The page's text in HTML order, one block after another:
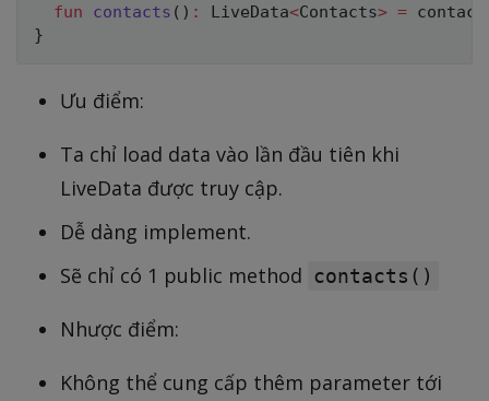
fun contacts ( ) : LiveData<Contacts> =
}
Ưu điểm:
Ta chỉ load data vào lần đầu tiên khi
LiveData được truy cập.
Dễ dàng implement.
Sẽ chỉ có 1 public method contacts()
Nhược điểm:
Không thể cung cấp thêm parameter tới